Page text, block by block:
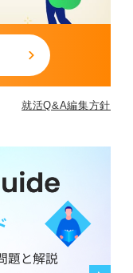
就活Q&A編集方針